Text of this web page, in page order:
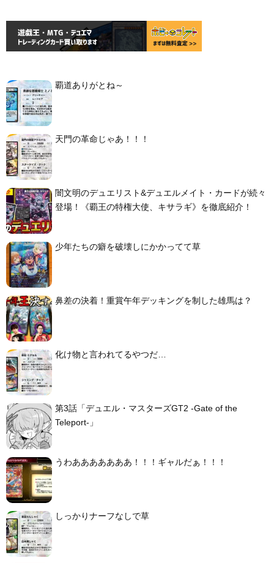
覇道ありがとね～
天門の革命じゃあ！！！
闇文明のデュエリスト&デュエルメイト・カードが続々
登場！《覇王の特権大使、キサラギ》を徹底紹介！
少年たちの癖を破壊しにかかってて草
鼻差の決着！重賞午年デッキングを制した雄馬は？
化け物と言われてるやつだ…
第3話「デュエル・マスターズGT2 -Gate of the
Teleport-」
うわあああああああ！！！ギャルだぁ！！！
しっかりナーフなしで草